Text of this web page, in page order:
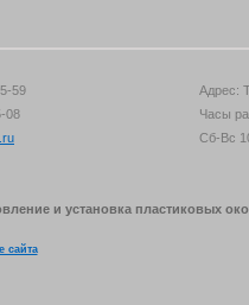
59
08
Адрес:
Часы
Сб-Вс
и установка пластиковых
сайта